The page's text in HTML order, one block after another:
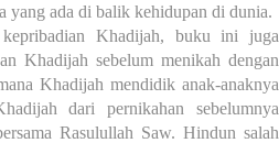
yang ada di balik kehidupan di dunia.
kepribadian Khadijah, buku ini juga
Khadijah sebelum menikah dengan
Khadijah mendidik anak-anaknya
dari pernikahan sebelumnya
Rasulullah Saw. Hindun salah